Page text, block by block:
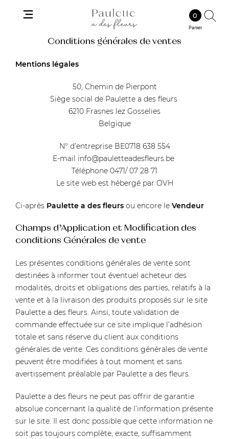
content
PAULETTE0
Panier
Conditions générales de ventes
Mentions légales
50, Chemin de Pierpont
Siège social de Paulette a des fleurs
6210 Frasnes lez Gosselies
Belgique
N° d’entreprise BE0718 638 554
E-mail info@pauletteadesfleurs.be
Téléphone 0471/ 07 28 71
Le site web est hébergé par OVH
Ci-après Paulette a des fleurs ou encore le Vendeur
Champs d’Application et Modification des
conditions Générales de vente
Les présentes conditions générales de vente sont
destinées à informer tout éventuel acheteur des
modalités, droits et obligations des parties, relatifs à la
vente et à la livraison des produits proposés sur le site
Paulette a des fleurs. Ainsi, toute validation de
commande effectuée sur ce site implique l’adhésion
totale et sans réserve du client aux conditions
générales de vente. Ces conditions générales de vente
peuvent être modifiées à tout moment et sans
avertissement préalable par Paulette a des fleurs.
Paulette a des fleurs ne peut pas offrir de garantie
absolue concernant la qualité de l’information présente
sur le site. Il est donc possible que cette information ne
soit pas toujours complète, exacte, suffisamment